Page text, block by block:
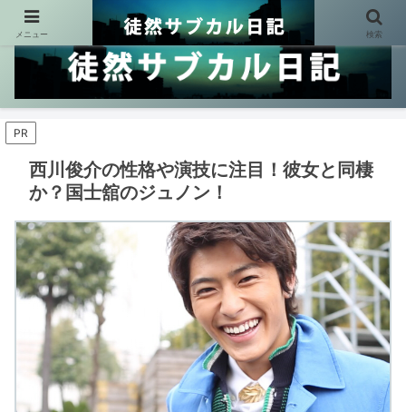
PR
西川俊介の性格や演技に注目！彼女と同棲
か？国士舘のジュノン！
メニュー 検索